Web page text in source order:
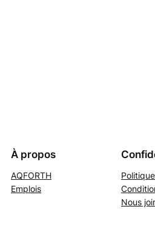
À propos
AQFORTH
Emplois
Nous